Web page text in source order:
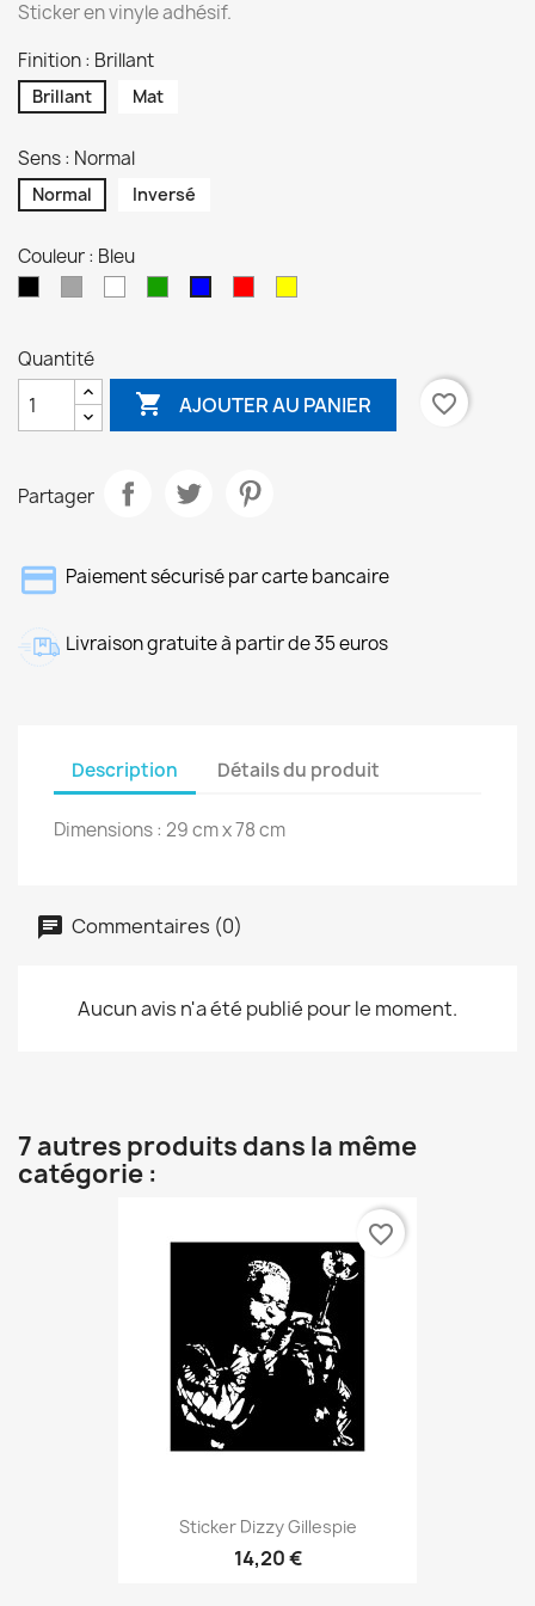
Sticker en vinyle adhésif.
Finition : Brillant
Brillant Mat
Sens : Normal
Normal Inversé
Couleur : Bleu
Quantité
 AJOUTER AU PANIER favorite_border
Partager
Paiement sécurisé par carte bancaire
Livraison gratuite à partir de 35 euros
Description Détails du produit
Dimensions : 29 cm x 78 cm
Commentaires (0)
Aucun avis n'a été publié pour le moment.
7 autres produits dans la même
catégorie :
Sticker Dizzy Gillespie
14,20 €
favorite_border